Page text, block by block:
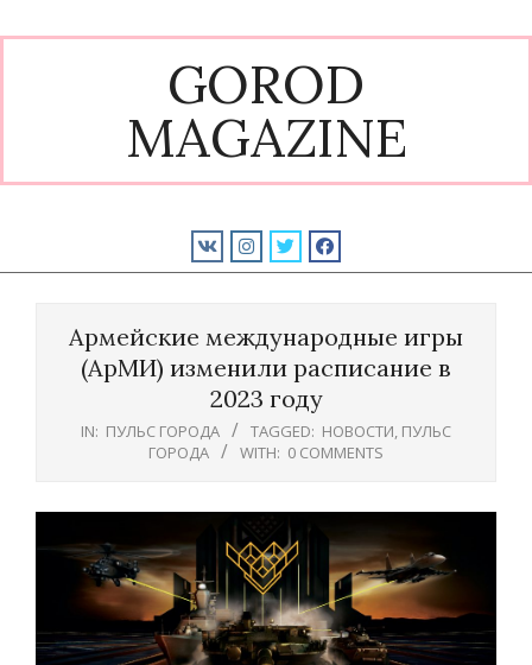
to
GOROD
MAGAZINE
Армейские международные игры
(АрМИ) изменили расписание в
2023 году
IN: ПУЛЬС ГОРОДА TAGGED: НОВОСТИ, ПУЛЬС
ГОРОДА
WITH: 0 COMMENTS